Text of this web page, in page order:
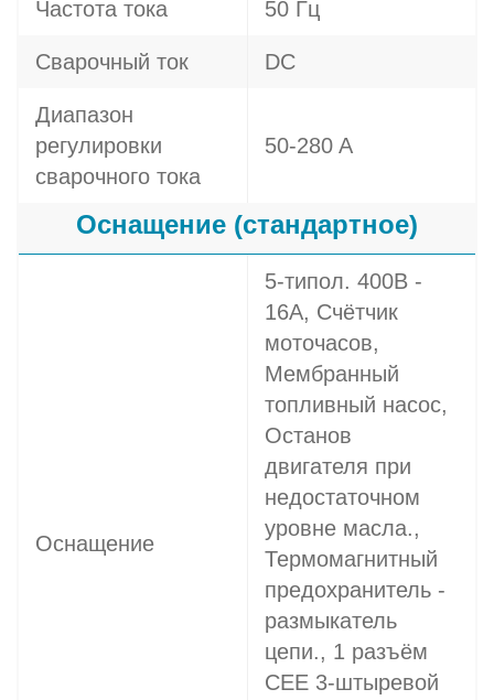
Частота тока 50 Гц
Сварочный ток DC
Диапазон
регулировки
сварочного тока
50-280 A
Оснащение (стандартное)
Оснащение
5-типол. 400В -
16A, Счётчик
моточасов,
Мембранный
топливный насос,
Останов
двигателя при
недостаточном
уровне масла.,
Термомагнитный
предохранитель -
размыкатель
цепи., 1 разъём
CEE 3-штыревой